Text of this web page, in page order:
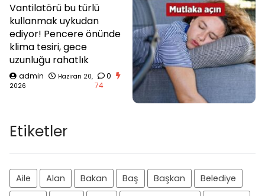
Vantilatörü bu türlü
kullanmak uykudan
ediyor! Pencere önünde
klima tesiri, gece
uzunluğu rahatlık
admin
Haziran 20,
2026
0
74
Etiketler
Aile Alan Bakan Baş Başkan
Belediye